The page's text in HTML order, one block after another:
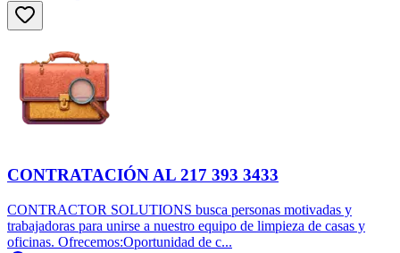
CONTRATACIÓN AL 217 393 3433
CONTRACTOR SOLUTIONS busca personas motivadas y
trabajadoras para unirse a nuestro equipo de limpieza de casas y
oficinas. Ofrecemos:Oportunidad de c...